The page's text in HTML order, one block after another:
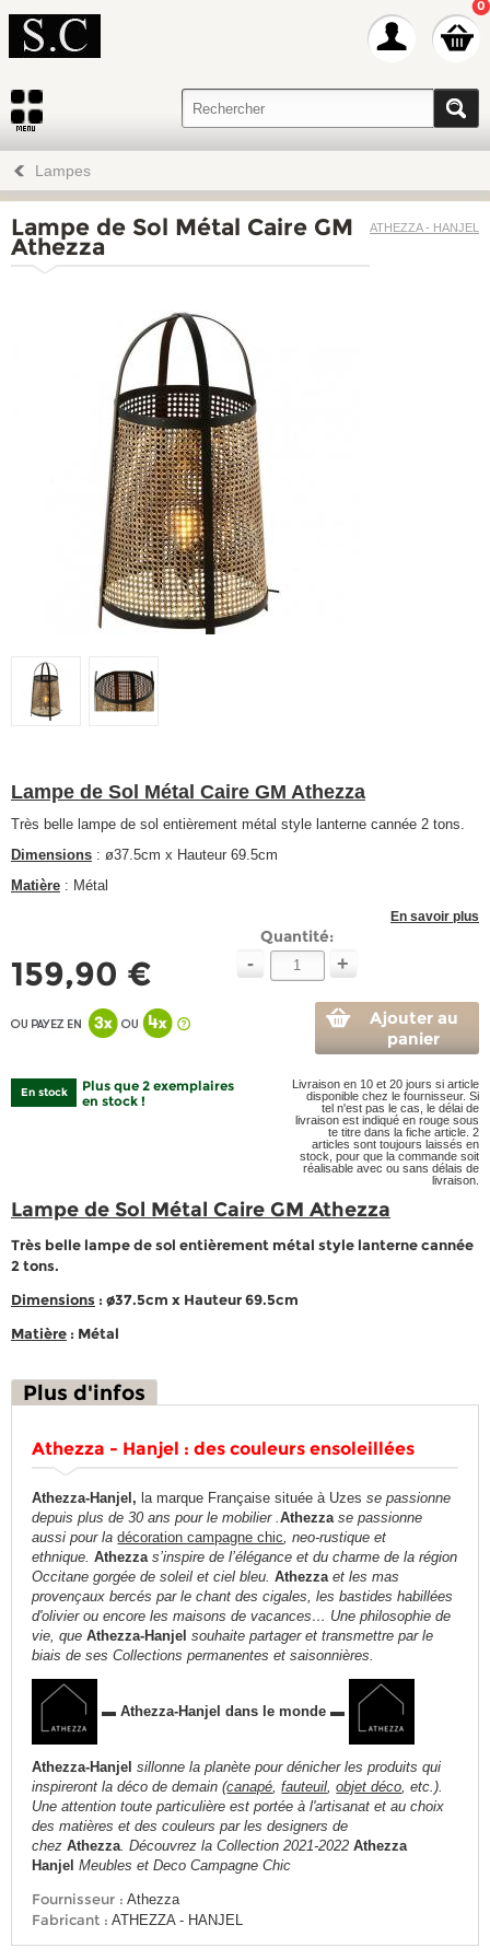
0
Lampes
ATHEZZA - HANJEL
Lampe de Sol Métal Caire GM
Athezza
Lampe de Sol Métal Caire GM Athezza
Très belle lampe de sol entièrement métal style lanterne cannée 2 tons.
Dimensions : ø37.5cm x Hauteur 69.5cm
Matière : Métal
En savoir plus
159,90 €
Quantité:
- +
Ajouter au
panier
En stock
Plus que 2 exemplaires
en stock !
Livraison en 10 et 20 jours si article
disponible chez le fournisseur. Si
tel n'est pas le cas, le délai de
livraison est indiqué en rouge sous
te titre dans la fiche article. 2
articles sont toujours laissés en
stock, pour que la commande soit
réalisable avec ou sans délais de
livraison.
Lampe de Sol Métal Caire GM Athezza
Très belle lampe de sol entièrement métal style lanterne cannée
2 tons.
Dimensions : ø37.5cm x Hauteur 69.5cm
Matière : Métal
Plus d'infos
Athezza - Hanjel : des couleurs ensoleillées
Athezza-Hanjel, la marque Française située à Uzes se passionne
depuis plus de 30 ans pour le mobilier .Athezzase passionne
aussi pour ladécoration campagne chic, neo-rustique et
ethnique.Athezza s’inspire de l’élégance et du charme de la région
Occitane gorgée de soleil et ciel bleu.Athezzaet les mas
provençaux bercés par le chant des cigales, les bastides habillées
d'olivier ou encore les maisons de vacances… Une philosophie de
vie, queAthezza-Hanjel souhaite partager et transmettre par le
biais de ses Collections permanentes et saisonnières.
▬ Athezza-Hanjel dans le monde ▬
Athezza-Hanjel sillonne la planète pour dénicher les produits qui
inspireront la déco de demain (canapé,fauteuil,objet déco, etc.).
Une attention toute particulière est portée à l'artisanat et au choix
des matières et des couleurs par les designers de
chez Athezza.Découvrez la Collection 2021-2022Athezza
Hanjel Meubles et Deco Campagne Chic
Fournisseur : Athezza
Fabricant : ATHEZZA - HANJEL